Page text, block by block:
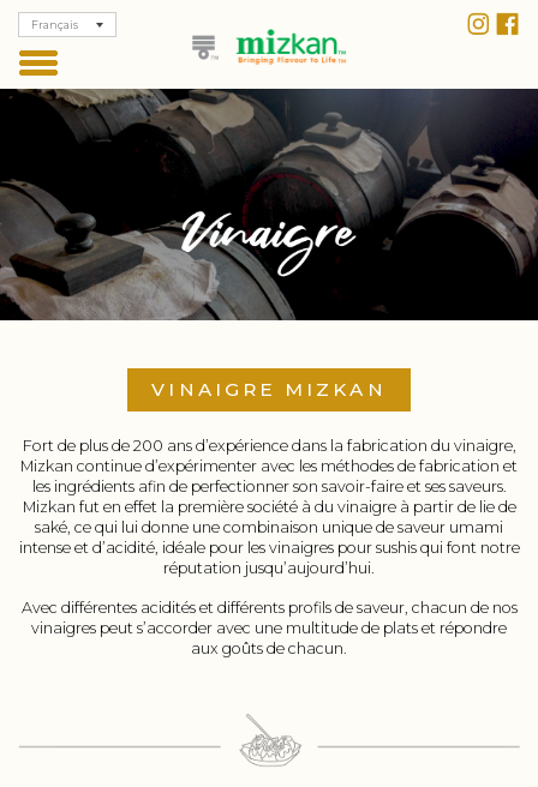
Français
VINAIGRE MIZKAN
Fort de plus de 200 ans d’expérience dans la fabrication du vinaigre,
Mizkan continue d’expérimenter avec les méthodes de fabrication et
les ingrédients afin de perfectionner son savoir-faire et ses saveurs.
Mizkan fut en effet la première société à du vinaigre à partir de lie de
saké, ce qui lui donne une combinaison unique de saveur umami
intense et d’acidité, idéale pour les vinaigres pour sushis qui font notre
réputation jusqu’aujourd’hui.
Avec différentes acidités et différents profils de saveur, chacun de nos
vinaigres peut s’accorder avec une multitude de plats et répondre
aux goûts de chacun.